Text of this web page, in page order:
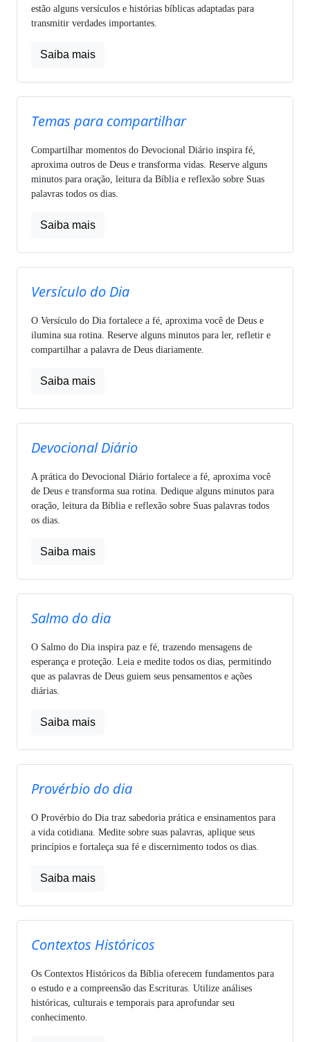
estão alguns versículos e histórias bíblicas adaptadas para
transmitir verdades importantes.
Saiba mais
Temas para compartilhar
Compartilhar momentos do Devocional Diário inspira fé,
aproxima outros de Deus e transforma vidas. Reserve alguns
minutos para oração, leitura da Bíblia e reflexão sobre Suas
palavras todos os dias.
Saiba mais
Versículo do Dia
O Versículo do Dia fortalece a fé, aproxima você de Deus e
ilumina sua rotina. Reserve alguns minutos para ler, refletir e
compartilhar a palavra de Deus diariamente.
Saiba mais
Devocional Diário
A prática do Devocional Diário fortalece a fé, aproxima você
de Deus e transforma sua rotina. Dedique alguns minutos para
oração, leitura da Bíblia e reflexão sobre Suas palavras todos
os dias.
Saiba mais
Salmo do dia
O Salmo do Dia inspira paz e fé, trazendo mensagens de
esperança e proteção. Leia e medite todos os dias, permitindo
que as palavras de Deus guiem seus pensamentos e ações
diárias.
Saiba mais
Provérbio do dia
O Provérbio do Dia traz sabedoria prática e ensinamentos para
a vida cotidiana. Medite sobre suas palavras, aplique seus
princípios e fortaleça sua fé e discernimento todos os dias.
Saiba mais
Contextos Históricos
Os Contextos Históricos da Bíblia oferecem fundamentos para
o estudo e a compreensão das Escrituras. Utilize análises
históricas, culturais e temporais para aprofundar seu
conhecimento.